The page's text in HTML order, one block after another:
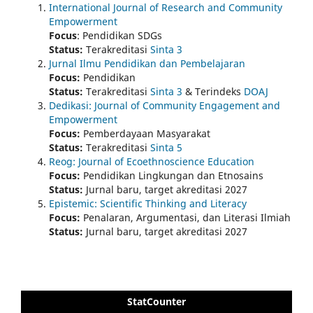
International Journal of Research and Community
Empowerment
Focus: Pendidikan SDGs
Status: Terakreditasi Sinta 3
Jurnal Ilmu Pendidikan dan Pembelajaran
Focus: Pendidikan
Status: Terakreditasi Sinta 3 & Terindeks DOAJ
Dedikasi: Journal of Community Engagement and
Empowerment
Focus: Pemberdayaan Masyarakat
Status: Terakreditasi Sinta 5
Reog: Journal of Ecoethnoscience Education
Focus: Pendidikan Lingkungan dan Etnosains
Status: Jurnal baru, target akreditasi 2027
Epistemic: Scientific Thinking and Literacy
Focus: Penalaran, Argumentasi, dan Literasi Ilmiah
Status: Jurnal baru, target akreditasi 2027
StatCounter